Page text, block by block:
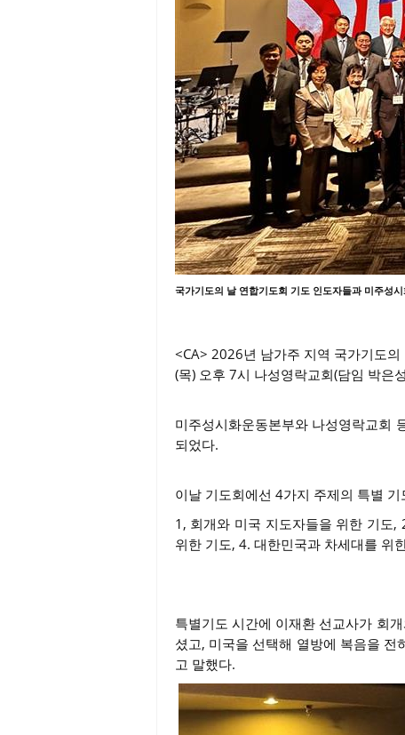
국가기도의 날 연합기도회 기도 인도자들과 미주성
<CA> 2026년 남가주 지역 국가기도
(목) 오후 7시 나성영락교회(담임 박은
미주성시화운동본부와 나성영락교회
되었다.
이날 기도회에선 4가지 주제의 특별
1, 회개와 미국 지도자들을 위한 기도
위한 기도, 4. 대한민국과 차세대를 위
특별기도 시간에 이재환 선교사가 회
셨고, 미국을 선택해 열방에 복음을 전
고 말했다.